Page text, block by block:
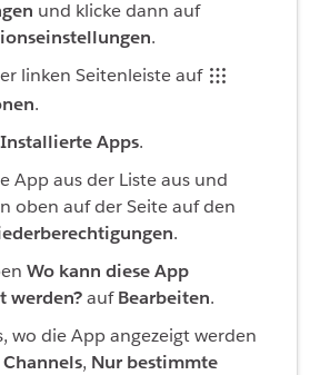
und klicke dann auf
.
linken Seitenleiste auf
.
Installierte Apps.
App aus der Liste aus und
oben auf der Seite auf den
.
Wo kann diese App
werden?aufBearbeiten.
wo die App angezeigt werden
, Nur bestimmte